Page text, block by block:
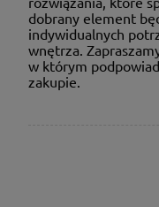
dobrany element
indywidualnych
wnętrza.
w którym
zakupie.